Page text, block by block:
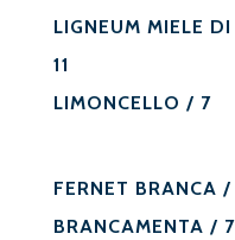
LIGNEUM MIELE
11
LIMONCELLO / 7
FERNET BRANCA
BRANCAMENTA / 7